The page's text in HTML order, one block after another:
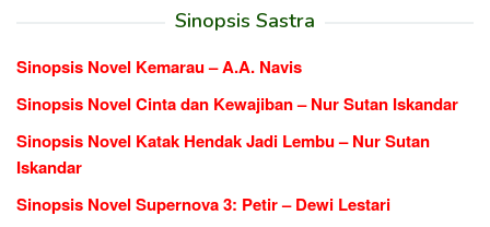
Sinopsis Sastra
Sinopsis Novel Kemarau – A.A. Navis
Sinopsis Novel Cinta dan Kewajiban – Nur Sutan Iskandar
Sinopsis Novel Katak Hendak Jadi Lembu – Nur Sutan
Iskandar
Sinopsis Novel Supernova 3: Petir – Dewi Lestari